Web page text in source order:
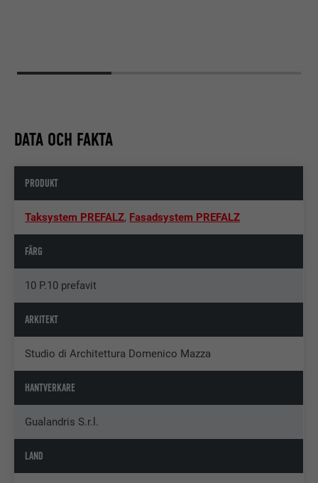
DATA OCH FAKTA
PRODUKT
Taksystem PREFALZ, Fasadsystem PREFALZ
FÄRG
10 P.10 prefavit
ARKITEKT
Studio di Architettura Domenico Mazza
HANTVERKARE
Gualandris S.r.l.
LAND